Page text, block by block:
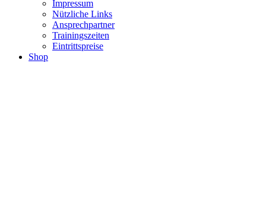
Impressum
Nützliche Links
Ansprechpartner
Trainingszeiten
Eintrittspreise
Shop